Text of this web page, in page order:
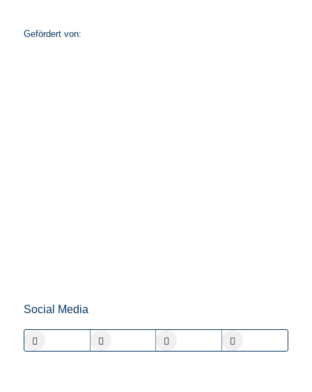
Gefördert von:
Social Media